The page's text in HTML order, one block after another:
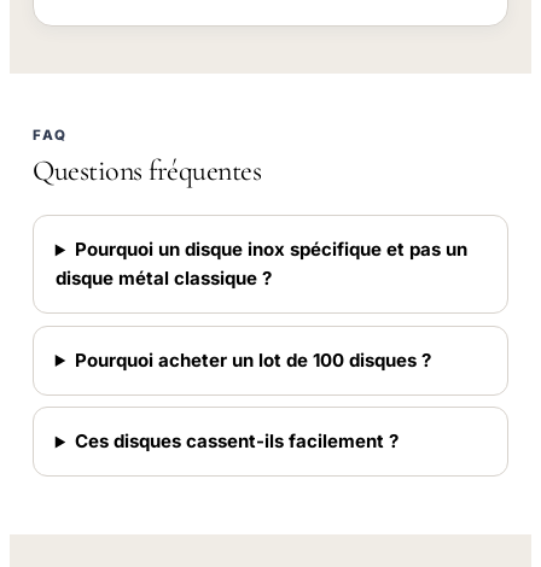
FAQ
Questions fréquentes
Pourquoi un disque inox spécifique et pas un
disque métal classique ?
Pourquoi acheter un lot de 100 disques ?
Ces disques cassent-ils facilement ?